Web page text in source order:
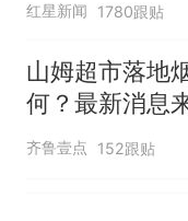
红星新闻 1780跟贴
山姆超市落地
何？最新消息
齐鲁壹点 152跟贴